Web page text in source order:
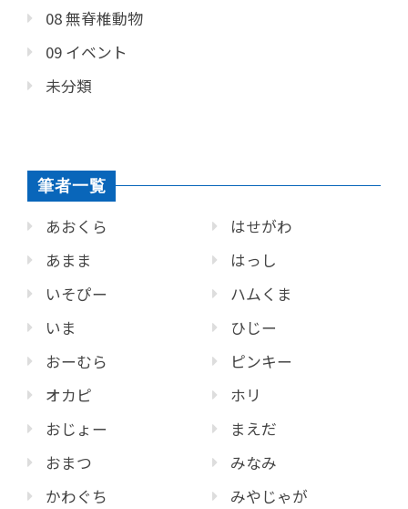
08 無脊椎動物
09 イベント
未分類
筆者一覧
あおくら
あまま
いそぴー
いま
おーむら
オカピ
おじょー
おまつ
かわぐち
はせがわ
はっし
ハムくま
ひじー
ピンキー
ホリ
まえだ
みなみ
みやじゃが